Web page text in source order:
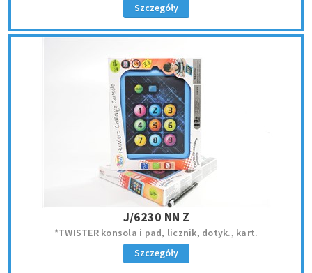
Szczegóły
J/6230 NN Z
*TWISTER konsola i pad, licznik, dotyk., kart.
Szczegóły